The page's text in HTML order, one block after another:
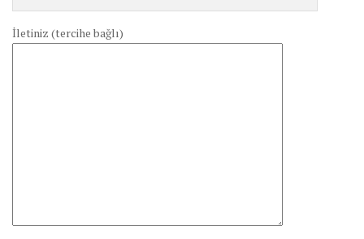
İletiniz (tercihe bağlı)